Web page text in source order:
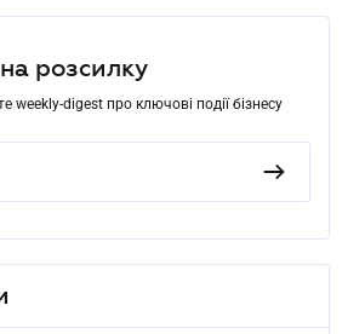
розсилку
weekly-digest про ключові події бізнесу